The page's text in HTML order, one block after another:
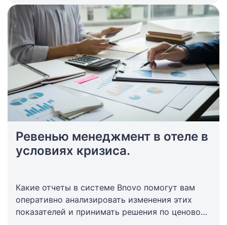
Ревенью менеджмент в отеле в
условиях кризиса.
Какие отчеты в системе Bnovo помогут вам
оперативно анализировать изменения этих
показателей и принимать решения по ценовой